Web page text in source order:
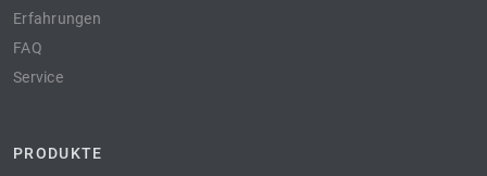
Erfahrungen
FAQ
Service
PRODUKTE